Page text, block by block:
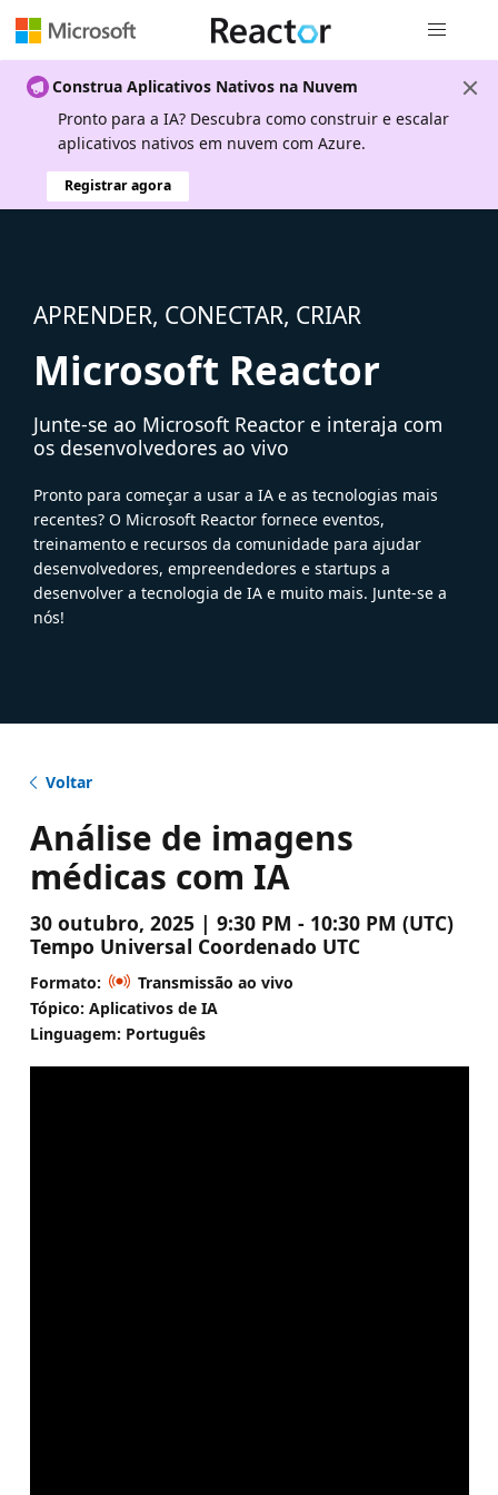
Construa Aplicativos Nativos na Nuvem
Pronto para a IA? Descubra como construir e escalar
aplicativos nativos em nuvem com Azure.
Registrar agora
APRENDER, CONECTAR, CRIAR
Microsoft Reactor
Junte-se ao Microsoft Reactor e interaja com
os desenvolvedores ao vivo
Pronto para começar a usar a IA e as tecnologias mais
recentes? O Microsoft Reactor fornece eventos,
treinamento e recursos da comunidade para ajudar
desenvolvedores, empreendedores e startups a
desenvolver a tecnologia de IA e muito mais. Junte-se a
nós!
Voltar
Análise de imagens
médicas com IA
30 outubro, 2025 | 9:30 PM - 10:30 PM (UTC)
Tempo Universal Coordenado UTC
Formato:
Transmissão ao vivo
Tópico: Aplicativos de IA
Linguagem: Português